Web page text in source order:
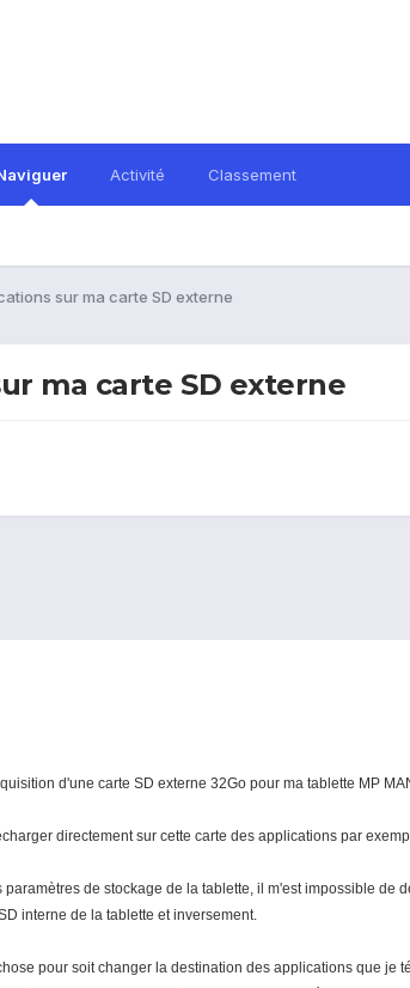
Activité Classement
sur ma carte SD externe
ma carte SD externe
d'une carte SD externe 32Go pour ma tablette MP
directement sur cette carte des applications par
de stockage de la tablette, il m'est impossible
interne de la tablette et inversement.
pour soit changer la destination des applications que je